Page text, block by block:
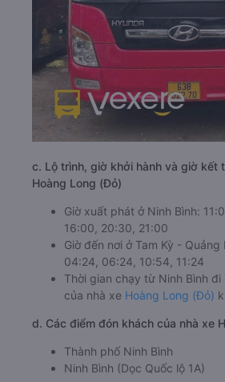
c. Lộ trình, giờ khởi hành và giờ kết
Hoàng Long (Đỏ)
Giờ xuất phát ở Ninh Bình:
16:00, 20:30, 21:00
Giờ đến nơi ở Tam Kỳ -
04:24, 06:24, 10:54, 11:24
Thời gian chạy từ Ninh Bình đi
của nhà xe Hoàng Long (Đỏ)
d. Các điểm đón khách của nhà xe
Thành phố Ninh Bình
Ninh Bình (Dọc Quốc lộ 1A)